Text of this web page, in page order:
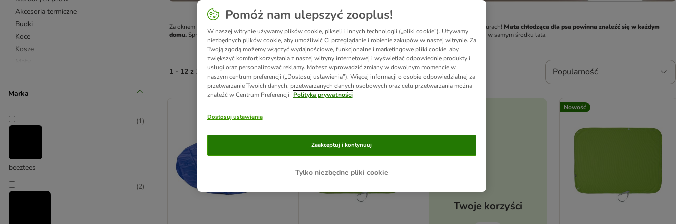
Akcesoria termiczne
Budki
Koce
Kosze
Poduszki
Brązowe
Marka
beeztees
(1)
(2)
Za oknem znowu upał? Zadbaj o to, aby Twój pupil zawsze mógł czuć się komfortowo, nawet przy wysokich temperaturach! Mata chłodząca dla psa powinna znaleźć się w każdym
domu. Sprawdź ofertę zooplus i wybierz dla swojego pupila coś naprawdę wyjątkowego – coś, co poprawi mu humor w samym środku lata.
1 - 12 z 12 wyników Popularność
product items have been changed
Twoje korzyści
Nowość
Pomóż nam ulepszyć zooplus!
W naszej witrynie używamy plików cookie, pikseli i innych technologii („pliki cookie”). Używamy
niezbędnych plików cookie, aby umożliwić Ci przeglądanie i robienie zakupów w naszej witrynie. Za
Twoją zgodą możemy włączyć wydajnościowe, funkcjonalne i marketingowe pliki cookie, aby
zwiększyć komfort korzystania z naszej witryny internetowej i wyświetlać odpowiednie produkty i
usługi oraz personalizować reklamy. Możesz wprowadzić zmiany w dowolnym momencie w
naszym centrum preferencji („Dostosuj ustawienia”). Więcej informacji o osobie odpowiedzialnej za
przetwarzanie Twoich danych, przetwarzanych danych osobowych oraz celu przetwarzania można
znaleźć w Centrum Preferencji
Polityka prywatności
Dostosuj ustawienia
Tylko niezbędne pliki cookie
Zaakceptuj i kontynuuj